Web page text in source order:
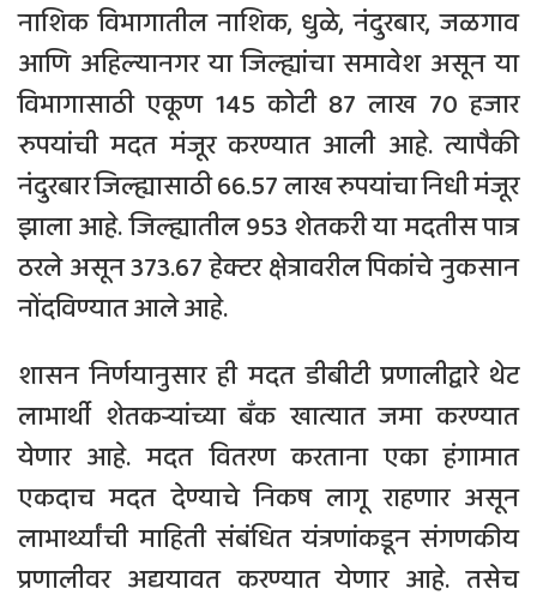
नाशिक विभागातील नाशिक, धुळे, नंदुरबार, जळगाव
आणि अहिल्यानगर या जिल्ह्यांचा समावेश असून या
विभागासाठी एकूण 145 कोटी 87 लाख 70 हजार
रुपयांची मदत मंजूर करण्यात आली आहे. त्यापैकी
नंदुरबार जिल्ह्यासाठी 66.57 लाख रुपयांचा निधी मंजूर
झाला आहे. जिल्ह्यातील 953 शेतकरी या मदतीस पात्र
ठरले असून 373.67 हेक्टर क्षेत्रावरील पिकांचे नुकसान
नोंदविण्यात आले आहे.
शासन निर्णयानुसार ही मदत डीबीटी प्रणालीद्वारे थेट
लाभार्थी शेतकऱ्यांच्या बँक खात्यात जमा करण्यात
येणार आहे. मदत वितरण करताना एका हंगामात
एकदाच मदत देण्याचे निकष लागू राहणार असून
लाभार्थ्यांची माहिती संबंधित यंत्रणांकडून संगणकीय
प्रणालीवर अद्ययावत करण्यात येणार आहे. तसेच